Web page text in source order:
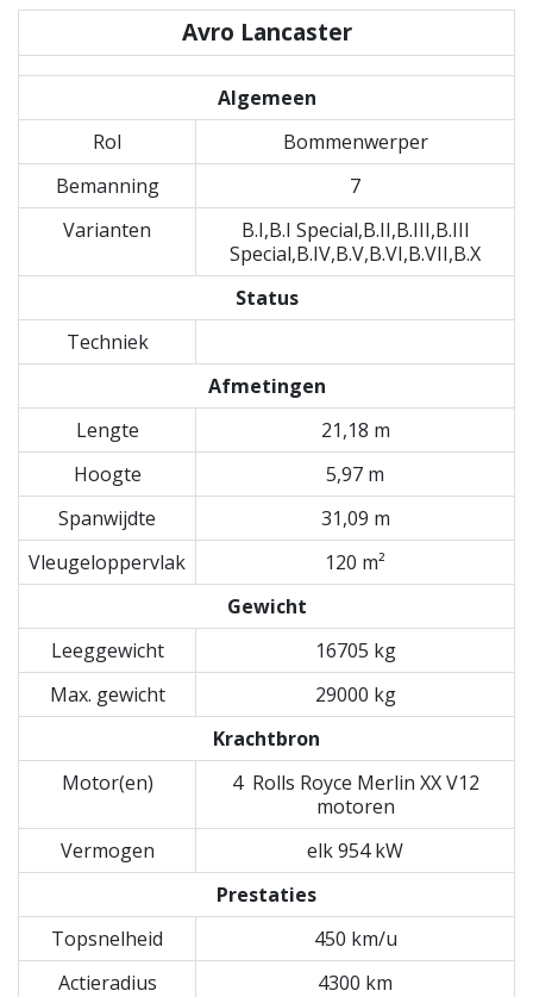
Avro Lancaster
Algemeen
Rol
Bommenwerper
Bemanning
7
Varianten
B.I,B.I Special,B.II,B.III,B.III
Special,B.IV,B.V,B.VI,B.VII,B.X
Status
Techniek
Afmetingen
Lengte
21,18 m
Hoogte
5,97 m
Spanwijdte
31,09 m
Vleugeloppervlak
120 m²
Gewicht
Leeggewicht
16705 kg
Max. gewicht
29000 kg
Krachtbron
Motor(en)
4 Rolls Royce Merlin XX V12
motoren
Vermogen
elk 954 kW
Prestaties
Topsnelheid
450 km/u
Actieradius
4300 km